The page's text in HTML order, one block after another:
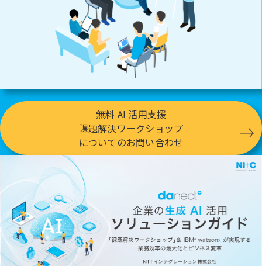
無料 AI 活用支援
課題解決ワークショップ
についてのお問い合わせ